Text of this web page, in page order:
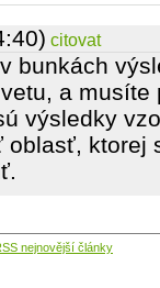
citovat
bunkách
a
výsledky
ktorej
nejnovější články